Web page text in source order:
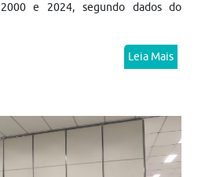
e 2024, segundo dados do
Leia Mais